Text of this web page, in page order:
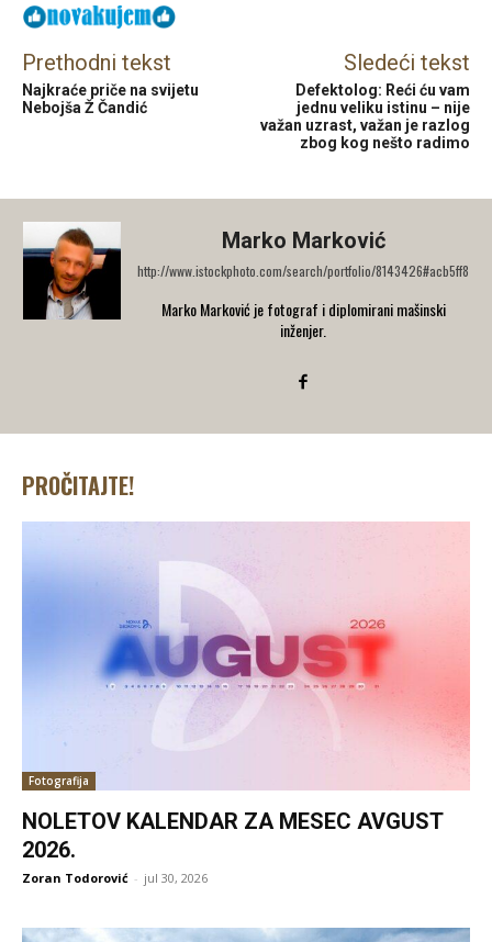
Prethodni tekst
Najkraće priče na svijetu
Nebojša Ž Čandić
Sledeći tekst
Defektolog: Reći ću vam
jednu veliku istinu – nije
važan uzrast, važan je razlog
zbog kog nešto radimo
Marko Marković
http://www.istockphoto.com/search/portfolio/8143426#acb5ff8
Marko Marković je fotograf i diplomirani mašinski
inženjer.
PROČITAJTE!
Fotografija
NOLETOV KALENDAR ZA MESEC AVGUST
2026.
Zoran Todorović - jul 30, 2026